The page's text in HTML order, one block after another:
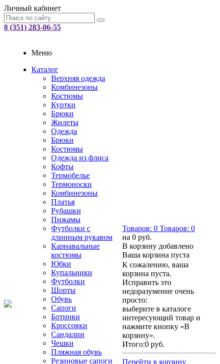
Личный кабинет
8 (351) 283-06-55
Меню
Каталог
Верхняя одежда
Комбинезоны
Костюмы
Куртки
Брюки
Жилеты
Одежда
Брюки
Костюмы
Одежда из флиса
Кофты
Термобелье
Термоноски
Комбинезоны
Платья
Рубашки
Пижамы
Футболки с
длинным рукавом
Карнавальные
костюмы
Юбки
Купальники
Футболки
Шорты
Обувь
Сапоги
Ботинки
Кроссовки
Сандалии
Чешки
Пляжная обувь
Резиновые сапоги
Товаров: 0 Товаров: 0
на 0 руб.
В корзину добавлено
Ваша корзина пуста
К сожалению, ваша
корзина пуста.
Исправить это
недоразумение очень
просто:
выберите в каталоге
интересующий товар и
нажмите кнопку «В
корзину».
Итого:0 руб.
Перейти в корзину